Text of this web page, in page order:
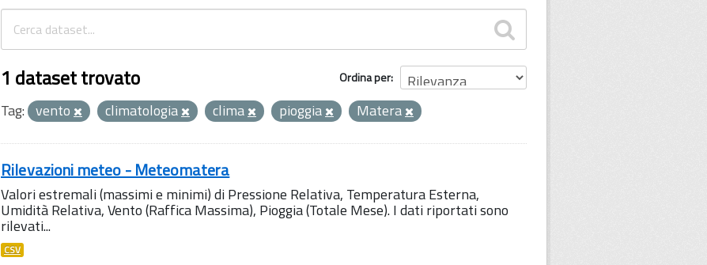
Ordina per
1 dataset trovato
Tag: vento climatologia clima pioggia Matera
Rilevazioni meteo - Meteomatera
Valori estremali (massimi e minimi) di Pressione Relativa, Temperatura Esterna,
Umidità Relativa, Vento (Raffica Massima), Pioggia (Totale Mese). I dati riportati sono
rilevati...
CSV